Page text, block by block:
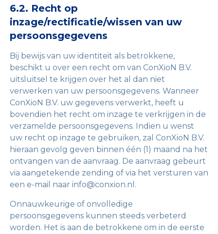
6.2. Recht op
inzage/rectificatie/wissen van uw
persoonsgegevens
Bij bewijs van uw identiteit als betrokkene,
beschikt u over een recht om van ConXioN B.V.
uitsluitsel te krijgen over het al dan niet
verwerken van uw persoonsgegevens. Wanneer
ConXioN B.V. uw gegevens verwerkt, heeft u
bovendien het recht om inzage te verkrijgen in de
verzamelde persoonsgegevens. Indien u wenst
uw recht op inzage te gebruiken, zal ConXioN B.V.
hieraan gevolg geven binnen één (1) maand na het
ontvangen van de aanvraag. De aanvraag gebeurt
via aangetekende zending of via het versturen van
een e-mail naar info@conxion.nl.
Onnauwkeurige of onvolledige
persoonsgegevens kunnen steeds verbeterd
worden. Het is aan de betrokkene om in de eerste